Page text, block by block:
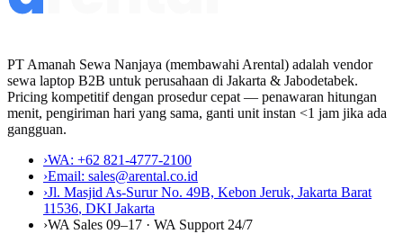
PT Amanah Sewa Nanjaya (membawahi Arental) adalah vendor
sewa laptop B2B untuk perusahaan di Jakarta & Jabodetabek.
Pricing kompetitif dengan prosedur cepat — penawaran hitungan
menit, pengiriman hari yang sama, ganti unit instan <1 jam jika ada
gangguan.
›WA: +62 821-4777-2100
›Email: sales@arental.co.id
›Jl. Masjid As-Surur No. 49B, Kebon Jeruk, Jakarta Barat
11536, DKI Jakarta
›WA Sales 09–17 · WA Support 24/7